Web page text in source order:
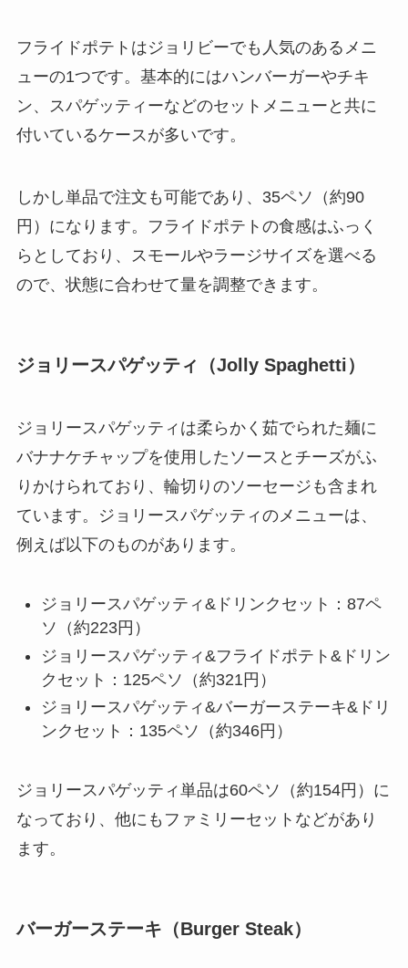
フライドポテトはジョリビーでも人気のあるメニ
ューの1つです。基本的にはハンバーガーやチキ
ン、スパゲッティーなどのセットメニューと共に
付いているケースが多いです。
しかし単品で注文も可能であり、35ペソ（約90
円）になります。フライドポテトの食感はふっく
らとしており、スモールやラージサイズを選べる
ので、状態に合わせて量を調整できます。
ジョリースパゲッティ（Jolly Spaghetti）
ジョリースパゲッティは柔らかく茹でられた麺に
バナナケチャップを使用したソースとチーズがふ
りかけられており、輪切りのソーセージも含まれ
ています。ジョリースパゲッティのメニューは、
例えば以下のものがあります。
ジョリースパゲッティ&ドリンクセット：87ペ
ソ（約223円）
ジョリースパゲッティ&フライドポテト&ドリン
クセット：125ペソ（約321円）
ジョリースパゲッティ&バーガーステーキ&ドリ
ンクセット：135ペソ（約346円）
ジョリースパゲッティ単品は60ペソ（約154円）に
なっており、他にもファミリーセットなどがあり
ます。
バーガーステーキ（Burger Steak）